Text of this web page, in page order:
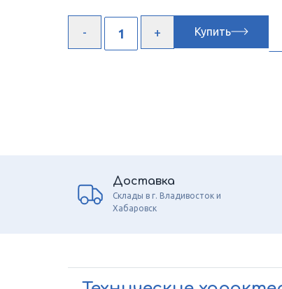
Купить
Доставка
Склады в г. Владивосток и
Хабаровск